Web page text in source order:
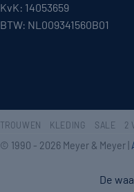
KvK: 14053659
BTW: NL009341560B01
TROUWEN KLEDING SALE 2
© 1990 - 2026 Meyer & Meyer |
De